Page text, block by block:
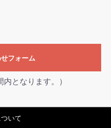
フォーム
となります。）
いて